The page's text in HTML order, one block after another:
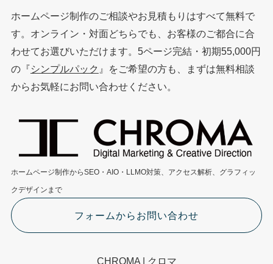
ホームページ制作のご相談やお見積もりはすべて無料で
す。オンライン・対面どちらでも、お客様のご都合に合
わせてお選びいただけます。5ページ完結・初期55,000円
の『シンプルパック 』をご希望の方も、まずは無料相談
からお気軽にお問い合わせください。
ホームページ制作からSEO・AIO・LLMO対策、アクセス解析、グラフィッ
クデザインまで
フォームからお問い合わせ
CHROMA | クロマ